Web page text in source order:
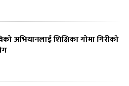
अभियानलाई शिक्षिका गोमा गिरीको